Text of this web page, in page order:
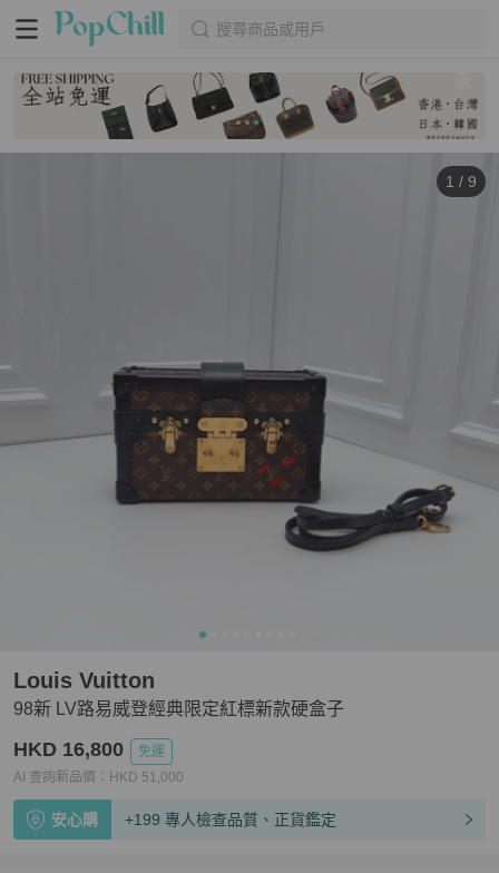
搜尋商品或用戶
1 / 9
98新 LV路易威登經典限定紅標新款硬盒子
Louis Vuitton
HKD 16,800
免運
AI 查詢新品價： HKD 51,000
安心購 +199 專人檢查品質、正貨鑑定